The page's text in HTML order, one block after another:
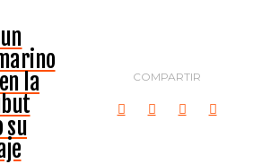
la
su
COMPARTIR